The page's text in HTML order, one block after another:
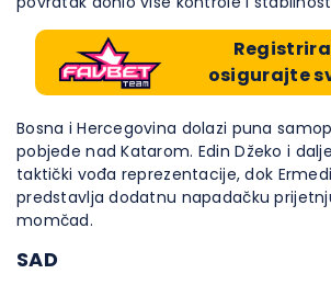
osigurajte
Bosna i Hercegovina dolazi puna
pobjede nad Katarom. Edin Džeko i
taktički vođa reprezentacije, dok
predstavlja dodatnu napadačku
momčad.
SAD